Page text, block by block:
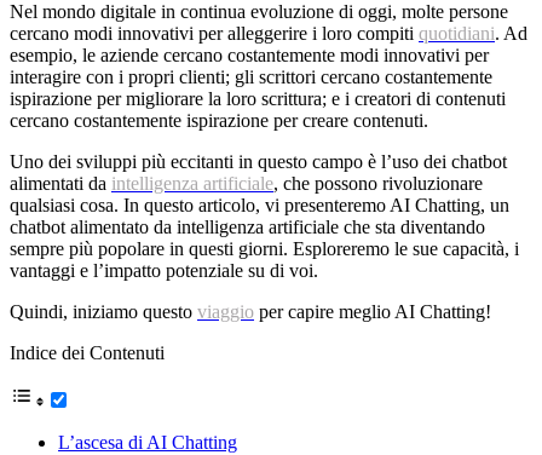
Nel mondo digitale in continua evoluzione di oggi, molte persone
cercano modi innovativi per alleggerire i loro compiti quotidiani. Ad
esempio, le aziende cercano costantemente modi innovativi per
interagire con i propri clienti; gli scrittori cercano costantemente
ispirazione per migliorare la loro scrittura; e i creatori di contenuti
cercano costantemente ispirazione per creare contenuti.
Uno dei sviluppi più eccitanti in questo campo è l’uso dei chatbot
alimentati da intelligenza artificiale, che possono rivoluzionare
qualsiasi cosa. In questo articolo, vi presenteremo AI Chatting, un
chatbot alimentato da intelligenza artificiale che sta diventando
sempre più popolare in questi giorni. Esploreremo le sue capacità, i
vantaggi e l’impatto potenziale su di voi.
Quindi, iniziamo questo viaggio per capire meglio AI Chatting!
Indice dei Contenuti
L’ascesa di AI Chatting